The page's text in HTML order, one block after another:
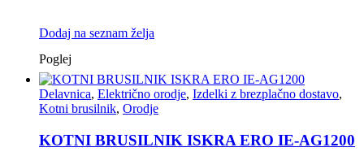
Dodaj na seznam želja
Poglej
Delavnica, Električno orodje, Izdelki z brezplačno dostavo,
Kotni brusilnik, Orodje
KOTNI BRUSILNIK ISKRA ERO IE-AG1200